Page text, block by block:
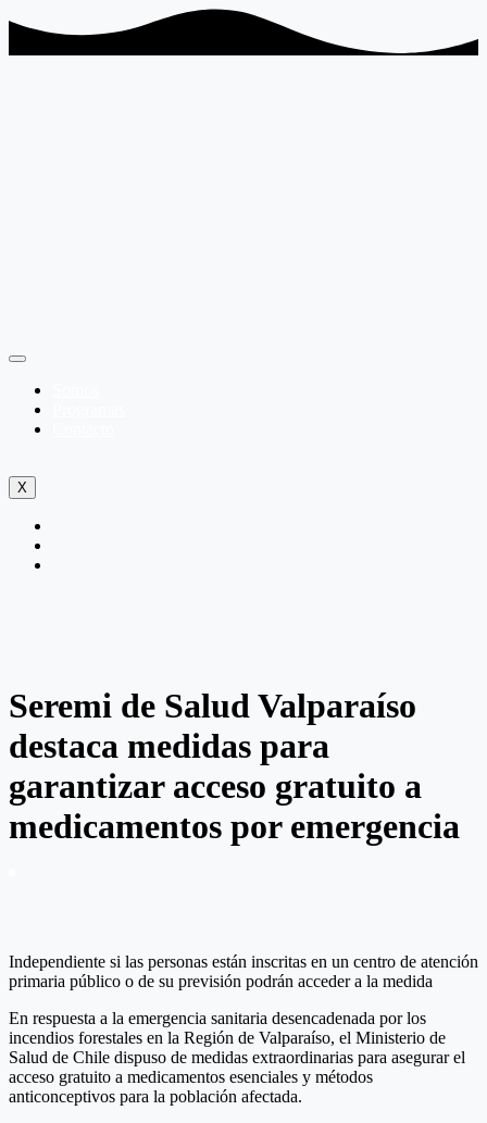
X
Seremi de Salud Valparaíso
destaca medidas para
garantizar acceso gratuito a
medicamentos por emergencia
Independiente si las personas están inscritas en un centro de atención
primaria público o de su previsión podrán acceder a la medida
En respuesta a la emergencia sanitaria desencadenada por los
incendios forestales en la Región de Valparaíso, el Ministerio de
Salud de Chile dispuso de medidas extraordinarias para asegurar el
acceso gratuito a medicamentos esenciales y métodos
anticonceptivos para la población afectada.